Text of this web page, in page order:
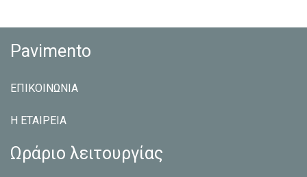
Pavimento
ΕΠΙΚΟΙΝΩΝΙΑ
Η ΕΤΑΙΡEΙΑ
Ωράριο λειτουργίας